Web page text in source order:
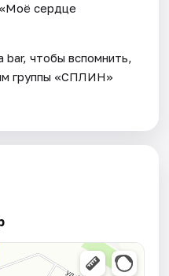
сердце
чтобы вспомнить,
группы «СПЛИН»